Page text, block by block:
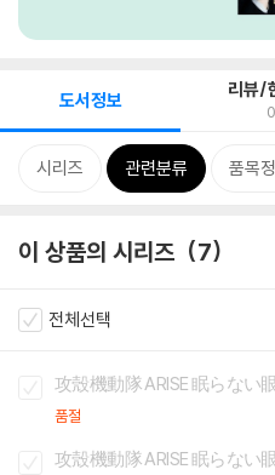
도서정보 리뷰/
0
시리즈 관련분류 품목
이 상품의 시리즈 7
전체선택
攻殼機動隊 ARISE 眠らない
품절
攻殼機動隊 ARISE 眠らない